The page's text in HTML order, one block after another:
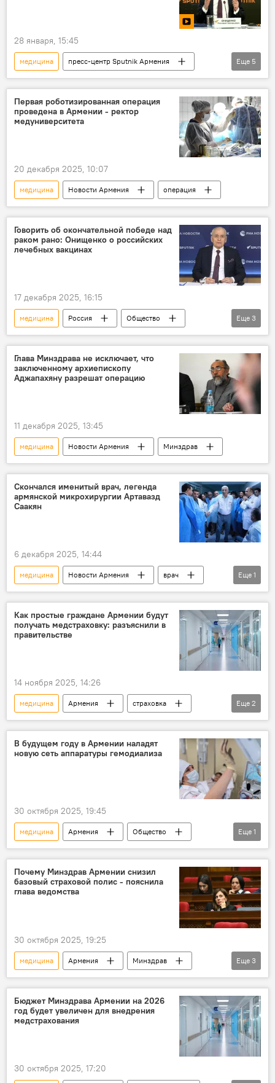
28 января, 15:45
медицина
пресс-центр Sputnik Армения
Пресс-центр
здоровье
вирус
Еще 5
Первая роботизированная операция
проведена в Армении - ректор
медуниверситета
20 декабря 2025, 10:07
медицина Новости Армения операция
Говорить об окончательной победе над
раком рано: Онищенко о российских
лечебных вакцинах
17 декабря 2025, 16:15
медицина Россия
Общество
Сергей Онищенко
Пресс-центр
пресс-центр Sputnik Армения
Еще 3
Глава Минздрава не исключает, что
заключенному архиепископу
Аджапахяну разрешат операцию
11 декабря 2025, 13:45
медицина Новости Армения Минздрав
Скончался именитый врач, легенда
армянской микрохирургии Артавазд
Саакян
6 декабря 2025, 14:44
медицина Новости Армения
врач
смерть
Еще 1
Как простые граждане Армении будут
получать медстраховку: разъяснили в
правительстве
14 ноября 2025, 14:26
медицина Армения
страховка
Общество
Новости Армения
Еще 2
В будущем году в Армении наладят
новую сеть аппаратуры гемодиализа
30 октября 2025, 19:45
медицина Армения
Общество
Новости Армения
Еще 1
Почему Минздрав Армении снизил
базовый страховой полис - пояснила
глава ведомства
30 октября 2025, 19:25
медицина Армения
Минздрав
страхование
Общество
Новости Армения
Еще 3
Бюджет Минздрава Армении на 2026
год будет увеличен для внедрения
медстрахования
30 октября 2025, 17:20